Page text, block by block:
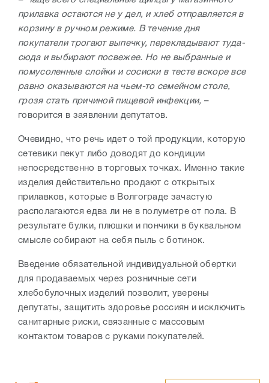
прилавка остаются не у дел, и хлеб отправляется в
корзину в ручном режиме. В течение дня
покупатели трогают выпечку, перекладывают туда-
сюда и выбирают посвежее. Но не выбранные и
помусоленные слойки и сосиски в тесте вскоре все
равно оказываются на чьем-то семейном столе,
грозя стать причиной пищевой инфекции, –
говорится в заявлении депутатов.
Очевидно, что речь идет о той продукции, которую
сетевики пекут либо доводят до кондиции
непосредственно в торговых точках. Именно такие
изделия действительно продают с открытых
прилавков, которые в Волгограде зачастую
располагаются едва ли не в полуметре от пола. В
результате булки, плюшки и пончики в буквальном
смысле собирают на себя пыль с ботинок.
Введение обязательной индивидуальной обертки
для продаваемых через розничные сети
хлебобулочных изделий позволит, уверены
депутаты, защитить здоровье россиян и исключить
санитарные риски, связанные с массовым
контактом товаров с руками покупателей.